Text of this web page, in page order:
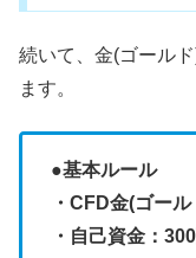
続いて、金(ゴール
ます。
●基本ルール
・CFD金(ゴー
・自己資金：